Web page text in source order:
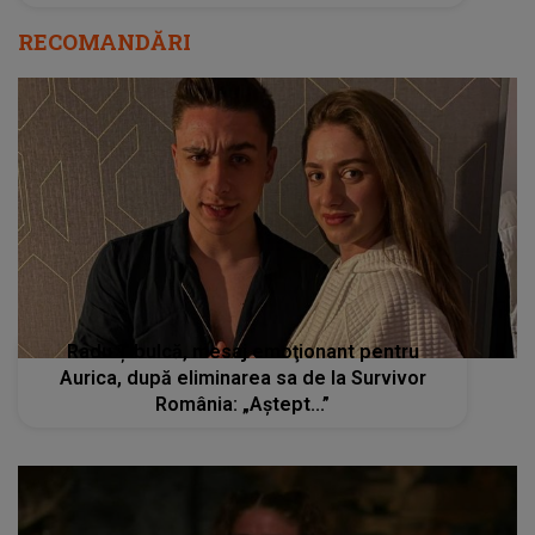
RECOMANDĂRI
Radu Țibulcă, mesaj emoţionant pentru
Aurica, după eliminarea sa de la Survivor
România: „Aștept...”